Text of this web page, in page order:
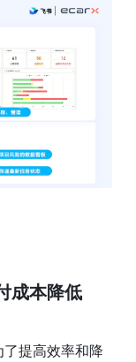
成本降低
提高效率和降